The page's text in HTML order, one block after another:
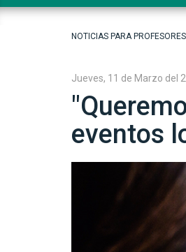
NOTICIAS PARA PROFESORES
Jueves, 11 de Marzo del
eventos